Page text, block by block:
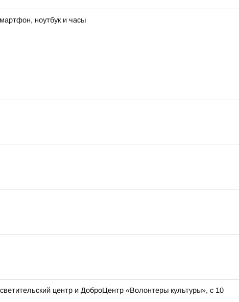
ноутбук и часы
центр и ДоброЦентр «Волонтеры культуры», с 10